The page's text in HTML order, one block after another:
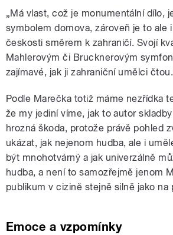
„Má vlast, což je monumentální dílo,
symbolem domova, zároveň je to ale
českosti směrem k zahraničí. Svojí
Mahlerovým či Brucknerovým
zajímavé, jak ji zahraniční umělci
Podle Marečka totiž máme nezřídka
že my jediní víme, jak to autor
hrozná škoda, protože právě pohled
ukázat, jak nejenom hudba, ale i
být mnohotvárný a jak univerzálně
hudba, a není to samozřejmě jenom
publikum v cizině stejně silně jako na
Emoce a vzpomínky